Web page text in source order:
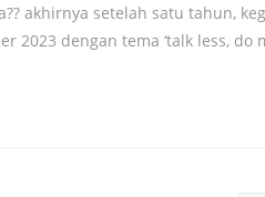
akhirnya setelah satu tahun,
2023 dengan tema ‘talk less, do